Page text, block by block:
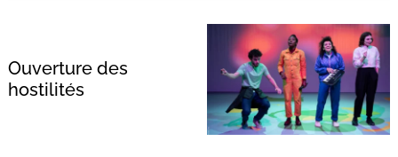
Ouverture des
hostilités